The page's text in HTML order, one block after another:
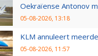
Oekraïense Antonov
05-08-2026, 13:18
KLM annuleert
05-08-2026, 11:57